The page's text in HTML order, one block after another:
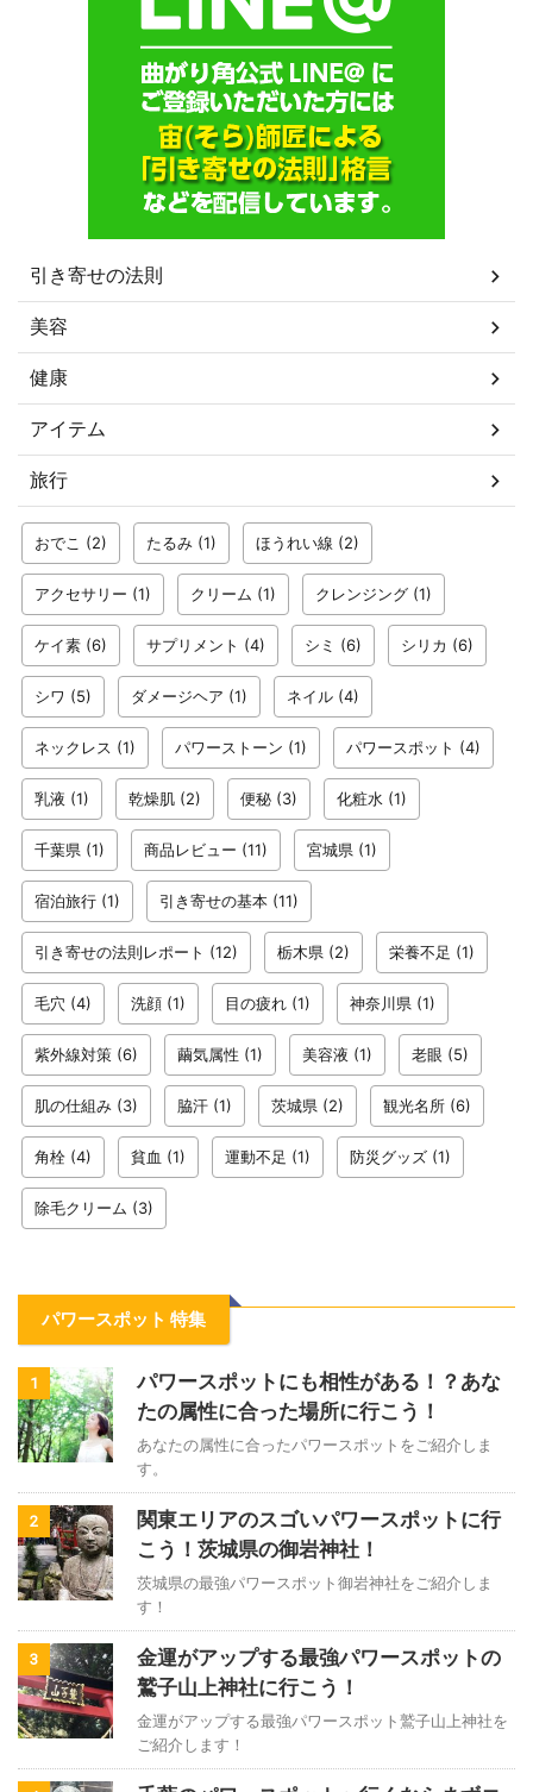
引き寄せの法則
美容
健康
アイテム
旅行
おでこ (2) たるみ (1) ほうれい線 (2)
アクセサリー (1) クリーム (1) クレンジング (1)
ケイ素 (6) サプリメント (4) シミ (6) シリカ (6)
シワ (5) ダメージヘア (1) ネイル (4)
ネックレス (1) パワーストーン (1) パワースポット (4)
乳液 (1) 乾燥肌 (2) 便秘 (3) 化粧水 (1)
千葉県 (1) 商品レビュー (11) 宮城県 (1)
宿泊旅行 (1) 引き寄せの基本 (11)
引き寄せの法則レポート (12) 栃木県 (2) 栄養不足 (1)
毛穴 (4) 洗顔 (1) 目の疲れ (1) 神奈川県 (1)
紫外線対策 (6) 繭気属性 (1) 美容液 (1) 老眼 (5)
肌の仕組み (3) 脇汗 (1) 茨城県 (2) 観光名所 (6)
角栓 (4) 貧血 (1) 運動不足 (1) 防災グッズ (1)
除毛クリーム (3)
パワースポット 特集
1
パワースポットにも相性がある！？あな
たの属性に合った場所に行こう！
あなたの属性に合ったパワースポットをご紹介しま
す。
2
関東エリアのスゴいパワースポットに行
こう！茨城県の御岩神社！
茨城県の最強パワースポット御岩神社をご紹介しま
す！
3
金運がアップする最強パワースポットの
鷲子山上神社に行こう！
金運がアップする最強パワースポット鷲子山上神社を
ご紹介します！